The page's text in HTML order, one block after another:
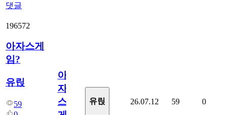
댓글
196572
아자스게
임?
유릱
59
아
자
스
유릱 26.07.12 59 0